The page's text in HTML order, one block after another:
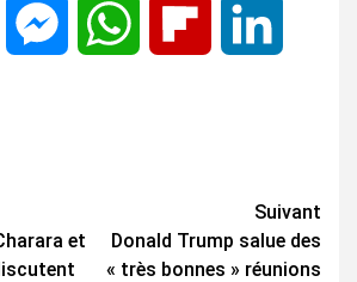
Twitter MessengerWhatsApp Flipboard
et
Suivant
Donald Trump salue des
« très bonnes » réunions